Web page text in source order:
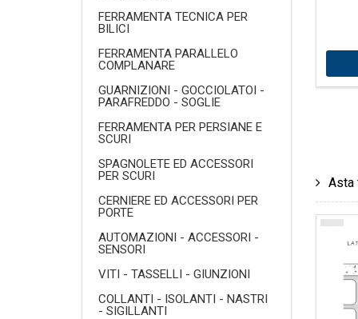
FERRAMENTA TECNICA PER
BILICI
FERRAMENTA PARALLELO
COMPLANARE
GUARNIZIONI - GOCCIOLATOI -
PARAFREDDO - SOGLIE
FERRAMENTA PER PERSIANE E
SCURI
SPAGNOLETE ED ACCESSORI
PER SCURI
CERNIERE ED ACCESSORI PER
PORTE
AUTOMAZIONI - ACCESSORI -
SENSORI
VITI - TASSELLI - GIUNZIONI
COLLANTI - ISOLANTI - NASTRI
- SIGILLANTI
Asta